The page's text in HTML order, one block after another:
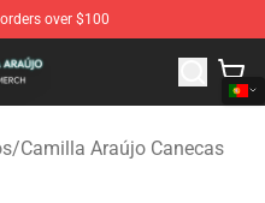
over $100
Camilla Araújo
/Camilla Araújo Canecas